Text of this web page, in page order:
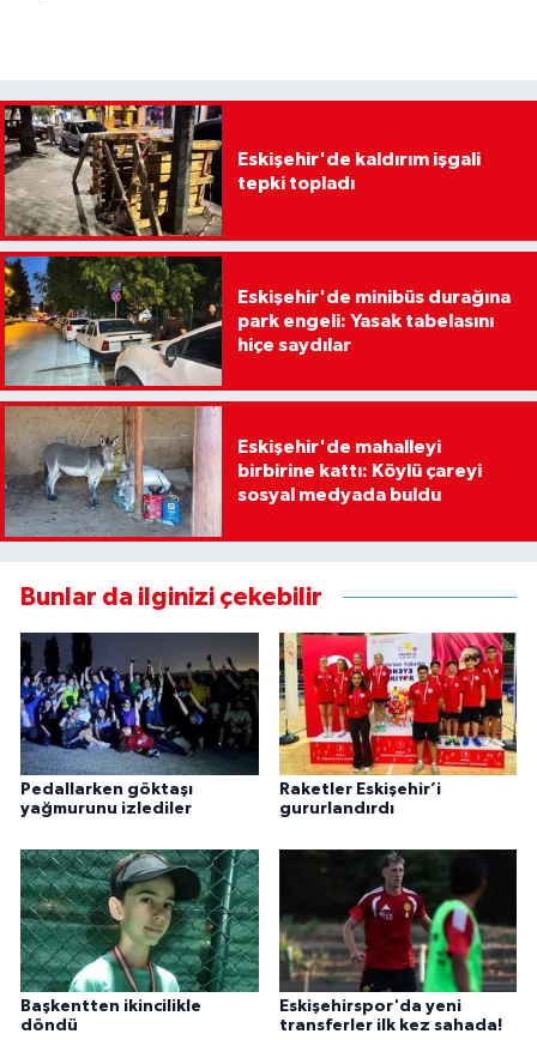
Eskişehir'de kaldırım işgali
tepki topladı
Eskişehir'de minibüs durağına
park engeli: Yasak tabelasını
hiçe saydılar
Eskişehir'de mahalleyi
birbirine kattı: Köylü çareyi
sosyal medyada buldu
Bunlar da ilginizi çekebilir
Pedallarken göktaşı
yağmurunu izlediler
Raketler Eskişehir’i
gururlandırdı
Başkentten ikincilikle
döndü
Eskişehirspor'da yeni
transferler ilk kez sahada!